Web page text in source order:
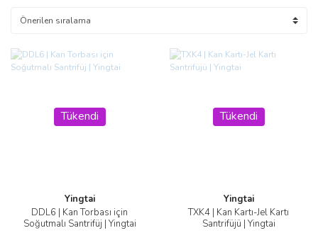
Tükendi
Yingtai
DDL6 | Kan Torbası için
Soğutmalı Santrifüj | Yingtai
Tükendi
Yingtai
TXK4 | Kan Kartı-Jel Kartı
Santrifüjü | Yingtai